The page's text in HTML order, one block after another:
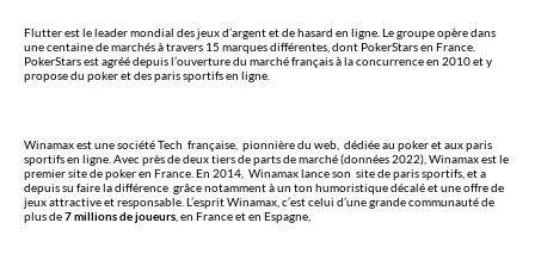
Flutter est le leader mondial des jeux d’argent et de hasard en ligne. Le groupe opère dans
une centaine de marchés à travers 15 marques différentes, dont PokerStars en France.
PokerStars est agréé depuis l’ouverture du marché français à la concurrence en 2010 et y
propose du poker et des paris sportifs en ligne.
Winamax est une société Tech française, pionnière du web, dédiée au poker et aux paris
sportifs en ligne. Avec près de deux tiers de parts de marché (données 2022), Winamax est le
premier site de poker en France. En 2014, Winamax lance son site de paris sportifs, et a
depuis su faire la différence grâce notamment à un ton humoristique décalé et une offre de
jeux attractive et responsable. L’esprit Winamax, c’est celui d’une grande communauté de
plus de7 millions de joueurs , en France et en Espagne,